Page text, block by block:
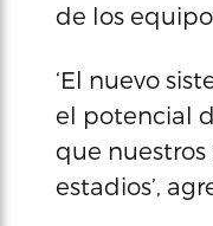
de los
‘El nuevo
el potencial
que
estadios’,